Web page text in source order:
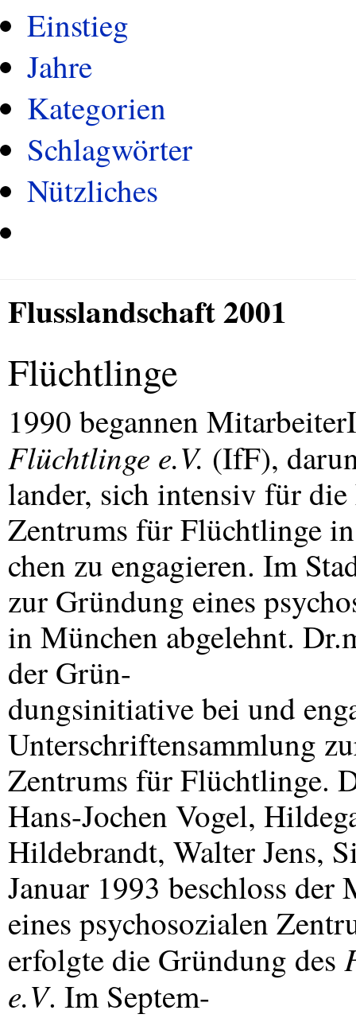
Einstieg
Jahre
Kategorien
Schlagwörter
Nützliches
Flusslandschaft 2001
Flüchtlinge
1990 begannen
Flüchtlinge e.V. (IfF),
lander, sich intensiv für
Zentrums für Flüchtlinge
chen zu engagieren. Im
zur Gründung eines
in München abgelehnt.
der Grün-
dungsinitiative bei und
Unterschriftensammlung
Zentrums für Flüchtlinge.
Hans-Jochen Vogel,
Hildebrandt, Walter Jens,
Januar 1993 beschloss
eines psychosozialen
erfolgte die Gründung des
e.V. Im Septem-